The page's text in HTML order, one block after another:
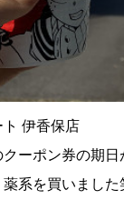
伊香保店
ーポン券の期
系を買いました